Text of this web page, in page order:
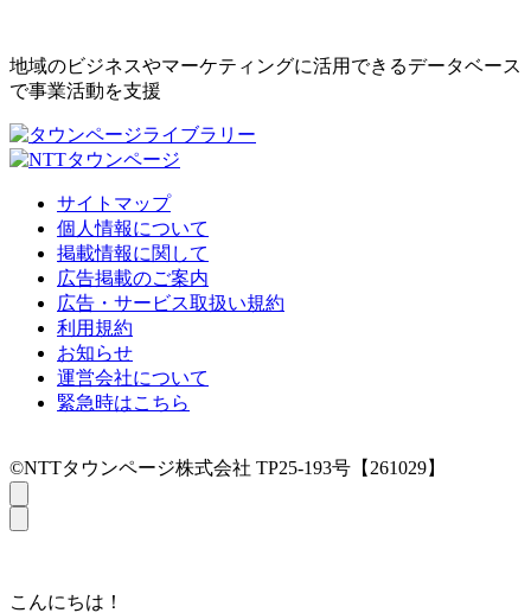
地域のビジネスやマーケティングに活用できるデータベース
で事業活動を支援
サイトマップ
個人情報について
掲載情報に関して
広告掲載のご案内
広告・サービス取扱い規約
利用規約
お知らせ
運営会社について
緊急時はこちら
©NTTタウンページ株式会社 TP25-193号【261029】
こんにちは！